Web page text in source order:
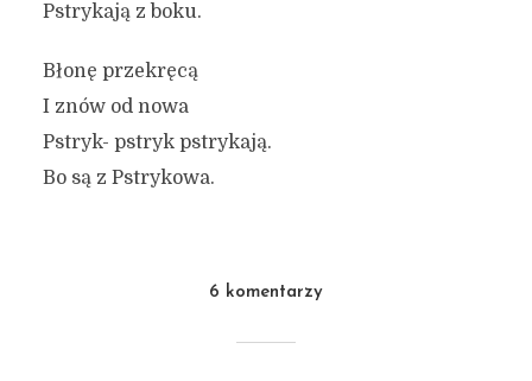
Pstrykają z boku.
Błonę przekręcą
I znów od nowa
Pstryk- pstryk pstrykają.
Bo są z Pstrykowa.
6 komentarzy